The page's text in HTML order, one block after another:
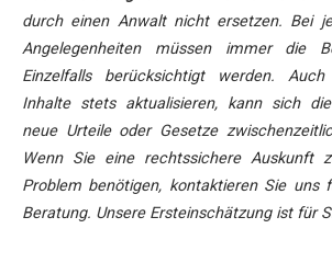
durch einen Anwalt nicht ersetzen. Bei
Angelegenheiten müssen immer die
Einzelfalls berücksichtigt werden.
Inhalte stets aktualisieren, kann sich
neue Urteile oder Gesetze
Wenn Sie eine rechtssichere Auskunft
Problem benötigen, kontaktieren Sie uns
Beratung. Unsere Ersteinschätzung ist für